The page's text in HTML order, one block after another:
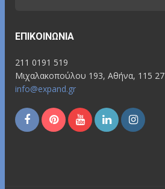
ΕΠΙΚΟΙΝΩΝΊΑ
211 0191 519
Μιχαλακοπούλου 193, Αθήνα, 115 27
info@expand.gr